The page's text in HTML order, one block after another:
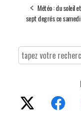
Météo : du soleil
sept degrés ce samedi